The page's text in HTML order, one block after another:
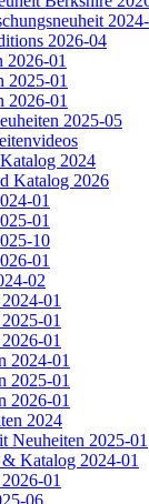
2026-04
2026-01
2025-01
2026-01
2025-05
2024
Katalog 2026
01
01
10
01
02
01
01
01
2024-01
2025-01
2026-01
2024
Neuheiten 2025-01
Katalog 2024-01
01
06